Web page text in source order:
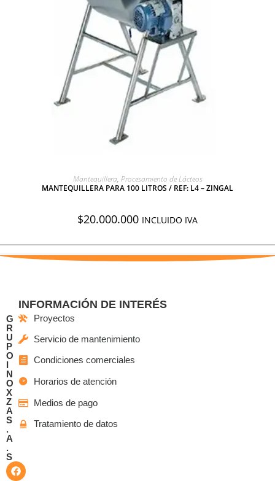
AGREGAR A COTIZACIÓN
Mantequillera, Procesamiento de Lácteos
MANTEQUILLERA PARA 100 LITROS / REF: L4 – ZINGAL
$20.000.000 INCLUIDO IVA
G
R
U
P
O
I
N
O
X
Z
A
S
.
A
.
S
INFORMACIÓN DE INTERÉS
Proyectos
Servicio de mantenimiento
Condiciones comerciales
Horarios de atención
Medios de pago
Tratamiento de datos